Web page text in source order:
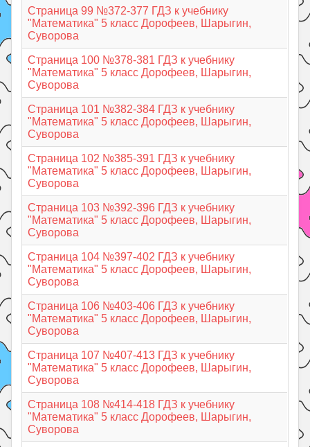
Страница 99 №372-377 ГДЗ к учебнику
"Математика" 5 класс Дорофеев, Шарыгин,
Суворова
Страница 100 №378-381 ГДЗ к учебнику
"Математика" 5 класс Дорофеев, Шарыгин,
Суворова
Страница 101 №382-384 ГДЗ к учебнику
"Математика" 5 класс Дорофеев, Шарыгин,
Суворова
Страница 102 №385-391 ГДЗ к учебнику
"Математика" 5 класс Дорофеев, Шарыгин,
Суворова
Страница 103 №392-396 ГДЗ к учебнику
"Математика" 5 класс Дорофеев, Шарыгин,
Суворова
Страница 104 №397-402 ГДЗ к учебнику
"Математика" 5 класс Дорофеев, Шарыгин,
Суворова
Страница 106 №403-406 ГДЗ к учебнику
"Математика" 5 класс Дорофеев, Шарыгин,
Суворова
Страница 107 №407-413 ГДЗ к учебнику
"Математика" 5 класс Дорофеев, Шарыгин,
Суворова
Страница 108 №414-418 ГДЗ к учебнику
"Математика" 5 класс Дорофеев, Шарыгин,
Суворова